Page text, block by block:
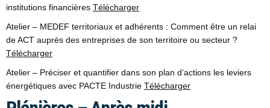
institutions financières Télécharger
Atelier – MEDEF territoriaux et adhérents : Comment être un relai
de ACT auprès des entreprises de son territoire ou secteur ?
Télécharger
Atelier – Préciser et quantifier dans son plan d’actions les leviers
énergétiques avec PACTE Industrie Télécharger